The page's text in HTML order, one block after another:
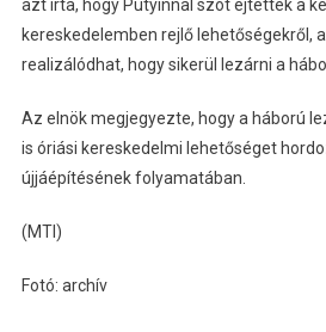
azt írta, hogy Putyinnal szót ejtettek a
kereskedelemben rejlő lehetőségekről,
realizálódhat, hogy sikerül lezárni a
Az elnök megjegyezte, hogy a háború
is óriási kereskedelmi lehetőséget
újjáépítésének folyamatában.
(MTI)
Fotó: archív